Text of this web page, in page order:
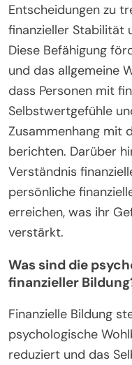
Entscheidungen zu
finanzieller Stabilität
Diese Befähigung
und das allgemeine
dass Personen mit
Selbstwertgefühle
Zusammenhang mit
berichten. Darüber
Verständnis
persönliche
erreichen, was ihr
verstärkt.
Was sind die
finanzieller
Finanzielle Bildung
psychologische
reduziert und das